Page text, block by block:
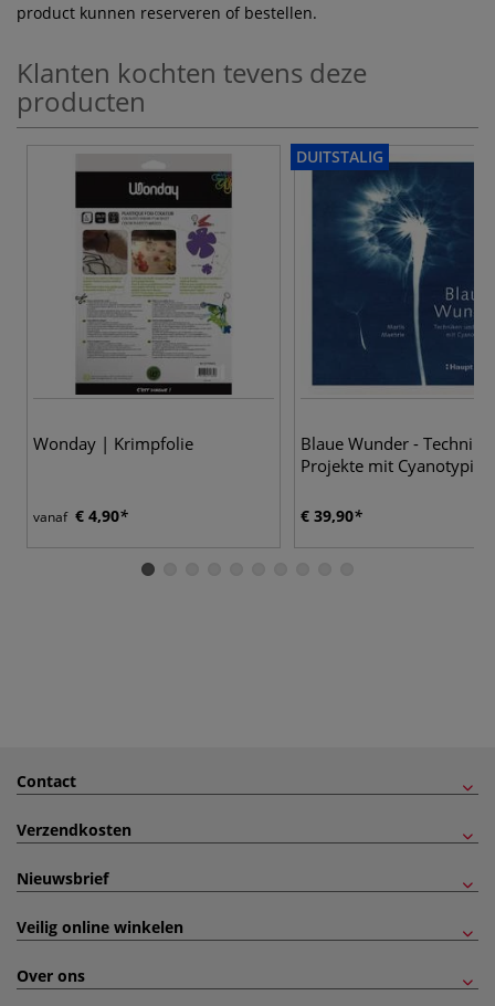
product kunnen reserveren of bestellen.
Klanten kochten tevens deze
producten
Wonday | Krimpfolie
vanaf € 4,90
DUITSTALIG
Blaue Wunder -
Projekte mit Cyanotypie
€ 39,90
Contact
Verzendkosten
Nieuwsbrief
Veilig online winkelen
Over ons